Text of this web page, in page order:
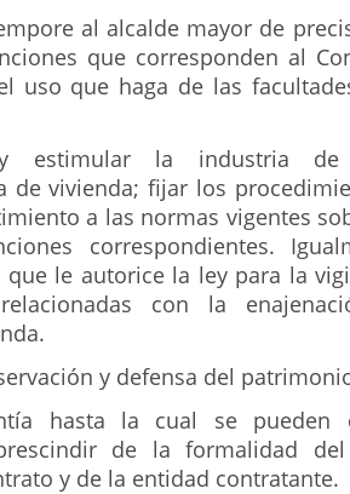
al alcalde mayor de
que corresponden al
uso que haga de las
estimular la industria de
de vivienda; fijar los
a las normas vigentes
correspondientes.
que le autorice la ley para la
con la
y defensa del
hasta la cual se pueden
de la formalidad
y de la entidad contratante.